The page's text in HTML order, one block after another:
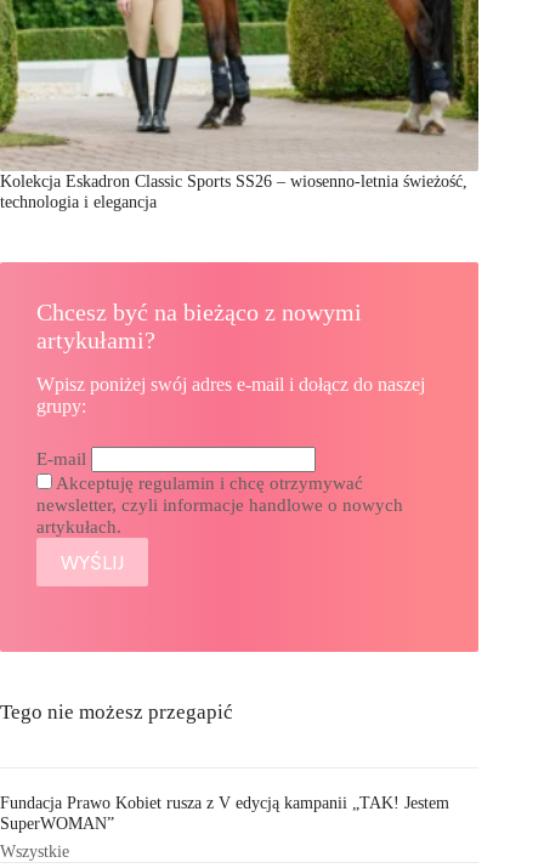
Kolekcja Eskadron Classic Sports SS26 – wiosenno-letnia świeżość,
technologia i elegancja
Chcesz być na bieżąco z nowymi
artykułami?
Wpisz poniżej swój adres e-mail i dołącz do naszej
grupy:
E-mail
Akceptuję regulamin i chcę otrzymywać
newsletter, czyli informacje handlowe o nowych
artykułach.
Tego nie możesz przegapić
Fundacja Prawo Kobiet rusza z V edycją kampanii „TAK! Jestem
SuperWOMAN”
Wszystkie